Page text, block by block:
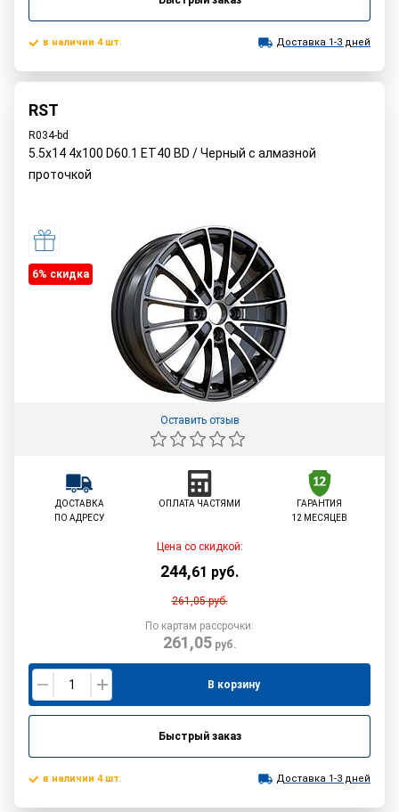
в наличии 4 шт. Доставка 1-3 дней
RST
R034-bd
5.5x14 4x100 D60.1 ET40 BD / Черный с алмазной
проточкой
6% cкидка
Оставить отзыв
ДОСТАВКА
ПО АДРЕСУ
ОПЛАТА ЧАСТЯМИ
ГАРАНТИЯ
12 МЕСЯЦЕВ
Цена со скидкой:
244,61 руб.
261,05руб.
По картам рассрочки:
261,05руб.
В корзину
Быстрый заказ
в наличии 4 шт. Доставка 1-3 дней